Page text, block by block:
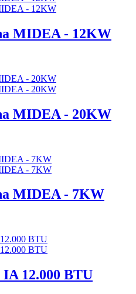
MIDEA - 12KW
MIDEA - 20KW
MIDEA - 7KW
12.000 BTU